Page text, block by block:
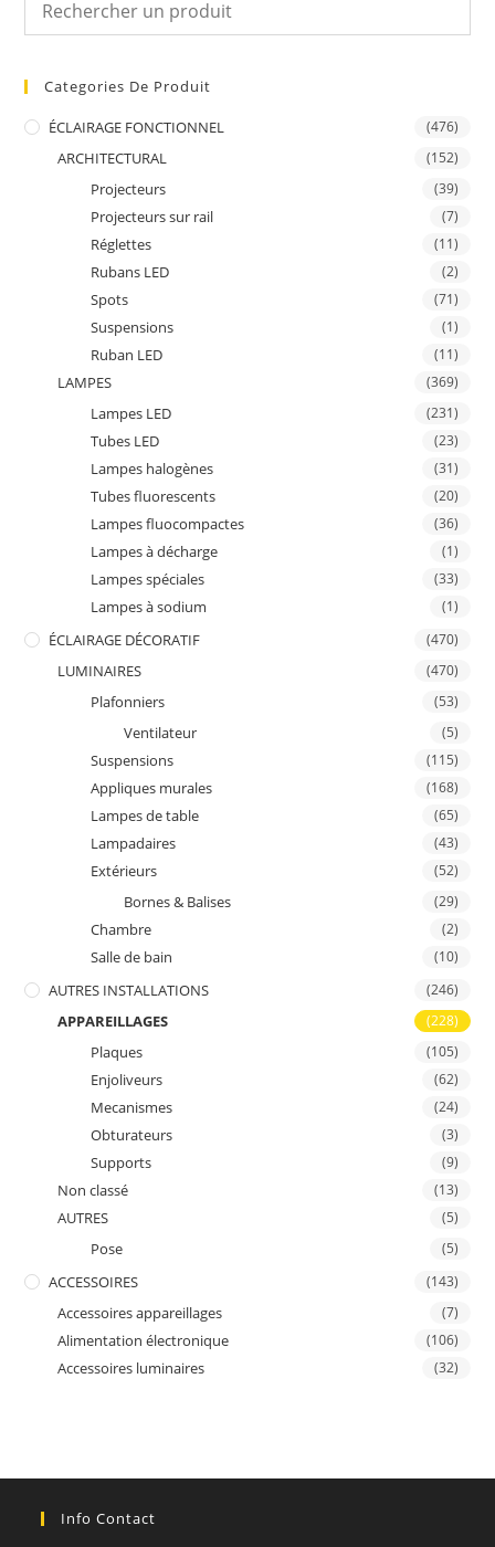
Categories De Produit
ÉCLAIRAGE FONCTIONNEL (476)
ARCHITECTURAL (152)
Projecteurs (39)
Projecteurs sur rail (7)
Réglettes (11)
Rubans LED (2)
Spots (71)
Suspensions (1)
Ruban LED (11)
LAMPES (369)
Lampes LED (231)
Tubes LED (23)
Lampes halogènes (31)
Tubes fluorescents (20)
Lampes fluocompactes (36)
Lampes à décharge (1)
Lampes spéciales (33)
Lampes à sodium (1)
ÉCLAIRAGE DÉCORATIF (470)
LUMINAIRES (470)
Plafonniers (53)
Ventilateur (5)
Suspensions (115)
Appliques murales (168)
Lampes de table (65)
Lampadaires (43)
Extérieurs (52)
Bornes & Balises (29)
Chambre (2)
Salle de bain (10)
AUTRES INSTALLATIONS (246)
APPAREILLAGES (228)
Plaques (105)
Enjoliveurs (62)
Mecanismes (24)
Obturateurs (3)
Supports (9)
Non classé (13)
AUTRES (5)
Pose (5)
ACCESSOIRES (143)
Accessoires appareillages (7)
Alimentation électronique (106)
Accessoires luminaires (32)
Info Contact